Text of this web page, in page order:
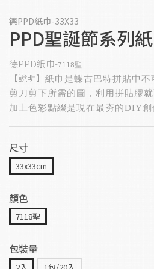
德PPD紙巾-33X33
PPD聖誕節系列
德PPD紙巾-7118聖
【說明】
紙巾是蝶古巴特拼貼中不
剪刀剪下所需的圖， 利用拼貼膠
加上色彩點綴是現在最夯的DIY創
尺寸
33x33cm
顏色
7118聖
包裝量